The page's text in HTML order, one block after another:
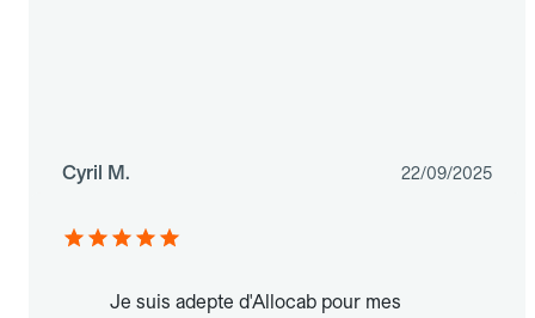
Cyril M. 22/09/2025
Je suis adepte d'Allocab pour mes